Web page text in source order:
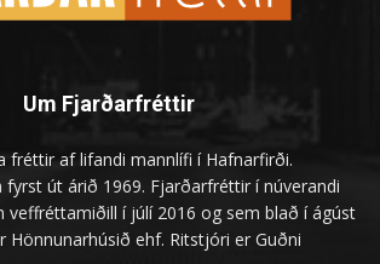
Um Fjarðarfréttir
fréttir af lifandi mannlífi í Hafnarfirði.
út árið 1969. Fjarðarfréttir í núverandi
veffréttamiðill í júlí 2016 og sem blað í ágúst
Hönnunarhúsið ehf. Ritstjóri er Guðni